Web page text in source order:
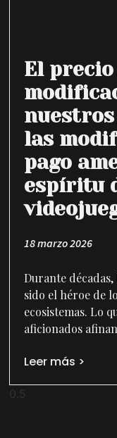
El
nuestros
las
pago
espíritu
18 marzo 2026
Durante
sido el héroe de
ecosistemas. Lo
aficionados
Leer más >